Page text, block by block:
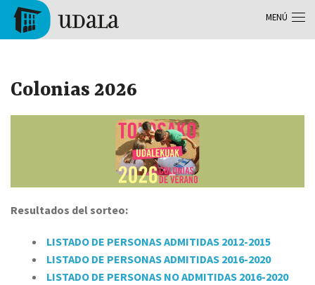
Pasar al contenido principal
Colonias 2026
Resultados del sorteo:
LISTADO DE PERSONAS ADMITIDAS 2012-2015
LISTADO DE PERSONAS ADMITIDAS 2016-2020
LISTADO DE PERSONAS NO ADMITIDAS 2016-2020
MENÚ